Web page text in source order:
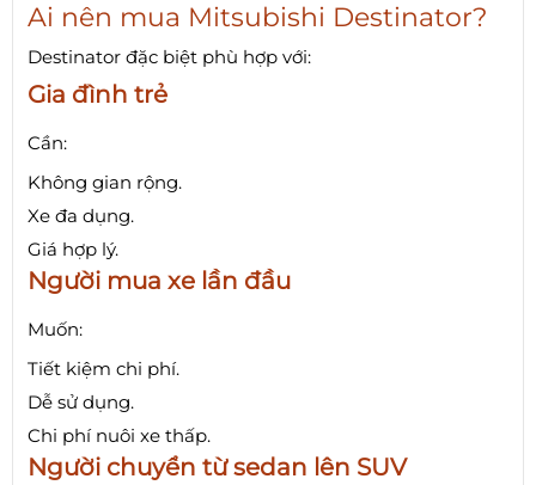
Ai nên mua Mitsubishi Destinator?
Destinator đặc biệt phù hợp với:
Gia đình trẻ
Cần:
Không gian rộng.
Xe đa dụng.
Giá hợp lý.
Người mua xe lần đầu
Muốn:
Tiết kiệm chi phí.
Dễ sử dụng.
Chi phí nuôi xe thấp.
Người chuyển từ sedan lên SUV